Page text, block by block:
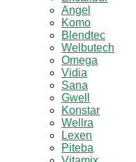
Angel
Komo
Blendtec
Welbutech
Omega
Vidia
Sana
Gwell
Konstar
Wellra
Lexen
Piteba